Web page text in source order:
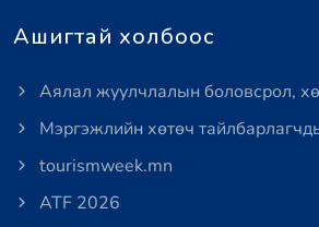
Ашигтай холбоос
Аялал жуулчлалын боловсрол,
Мэргэжлийн хөтөч
tourismweek.mn
ATF 2026